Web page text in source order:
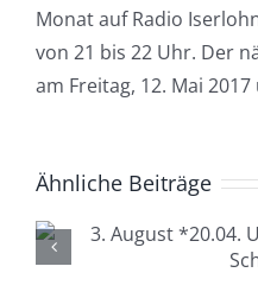
Monat auf Radio
von 21 bis 22 Uhr. Der
am Freitag, 12. Mai
Ähnliche Beiträge
4.